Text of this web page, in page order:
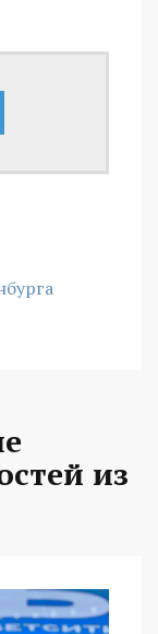
из